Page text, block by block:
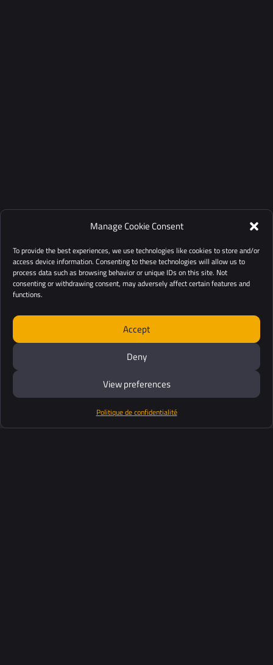
Manage Cookie Consent
To provide the best experiences, we use technologies like cookies to store and/or
access device information. Consenting to these technologies will allow us to
process data such as browsing behavior or unique IDs on this site. Not
consenting or withdrawing consent, may adversely affect certain features and
functions.
Accept
Deny
View preferences
Politique de confidentialité